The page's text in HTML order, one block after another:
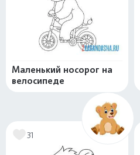
Маленький носорог на
велосипеде
31